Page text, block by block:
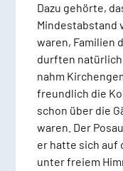
Dazu gehörte,
Mindestabstand
waren, Familien
durften natürlich
nahm
freundlich die
schon über die
waren. Der
er hatte sich auf
unter freiem